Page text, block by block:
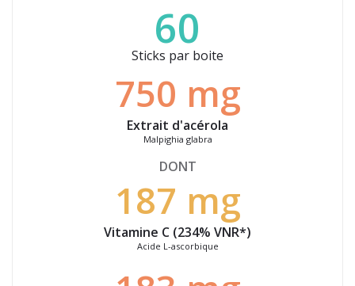
60
Sticks par boite
750 mg
Extrait d'acérola
Malpighia glabra
DONT
187 mg
Vitamine C (234% VNR*)
Acide L-ascorbique